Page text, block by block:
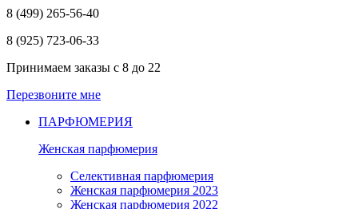
8 (499) 265-56-40
8 (925) 723-06-33
Принимаем заказы с 8 до 22
Перезвоните мне
ПАРФЮМЕРИЯ
Женская парфюмерия
Селективная парфюмерия
Женская парфюмерия 2023
Женская парфюмерия 2022